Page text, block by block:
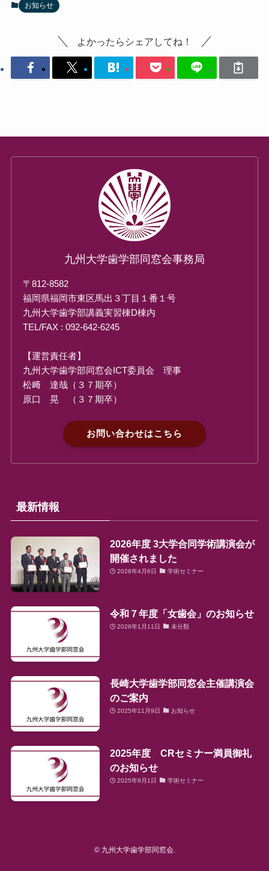
お知らせ
よかったらシェアしてね！
九州大学歯学部同窓会事務局
〒812-8582
福岡県福岡市東区馬出３丁目１番１号
九州大学歯学部講義実習棟D棟内
TEL/FAX : 092-642-6245
【運営責任者】
九州大学歯学部同窓会ICT委員会 理事
松﨑 達哉（３７期卒）
原口 晃 （３７期卒）
お問い合わせはこちら
最新情報
2026年度 3大学合同学術講演会が
開催されました
2026年4月6日 学術セミナー
令和７年度「女歯会」のお知らせ
2026年1月11日 未分類
長崎大学歯学部同窓会主催講演会
のご案内
2025年11月9日 お知らせ
2025年度 CRセミナー満員御礼
のお知らせ
2025年9月1日 学術セミナー
©九州大学歯学部同窓会.